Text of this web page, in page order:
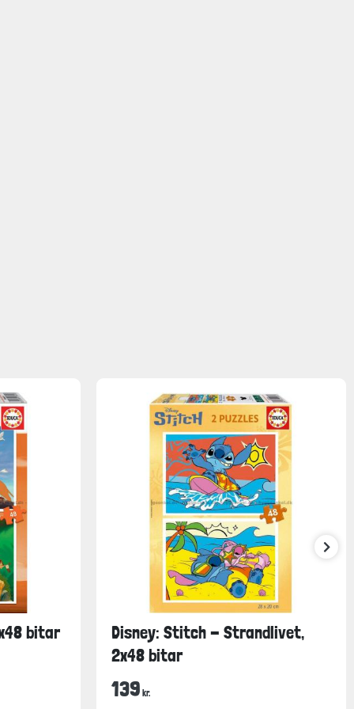
bitar
Disney: Stitch - Strandlivet,
2x48 bitar
139 kr.